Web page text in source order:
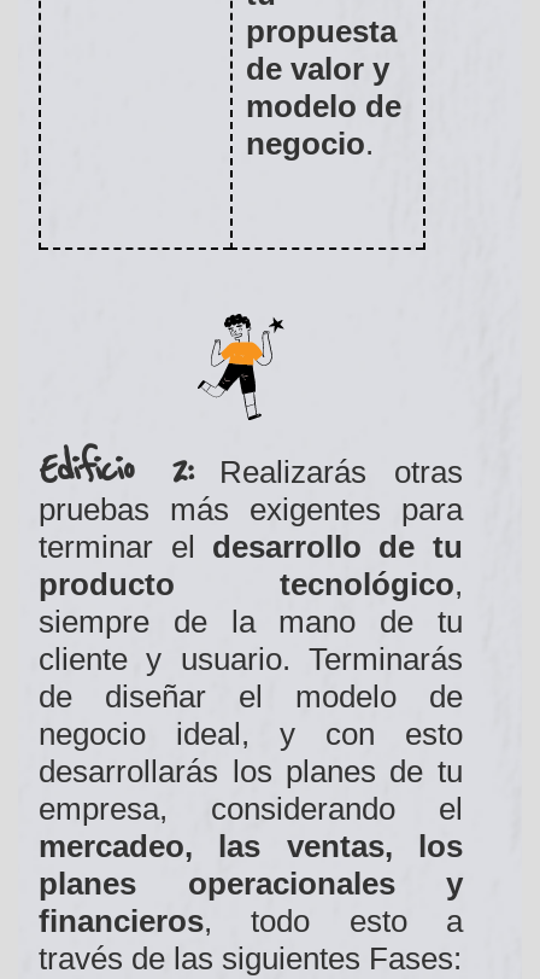
propuesta
de valor y
modelo de
negocio.
Edificio 2:Realizarás otras
pruebas más exigentes para
terminar el desarrollo de tu
producto tecnológico,
siempre de la mano de tu
cliente y usuario. Terminarás
de diseñar el modelo de
negocio ideal, y con esto
desarrollarás los planes de tu
empresa, considerando el
mercadeo, las ventas, los
planes operacionales y
financieros, todo esto a
través de las siguientes Fases: